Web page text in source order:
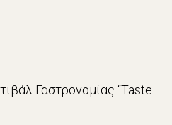
Γαστρονομίας “Taste